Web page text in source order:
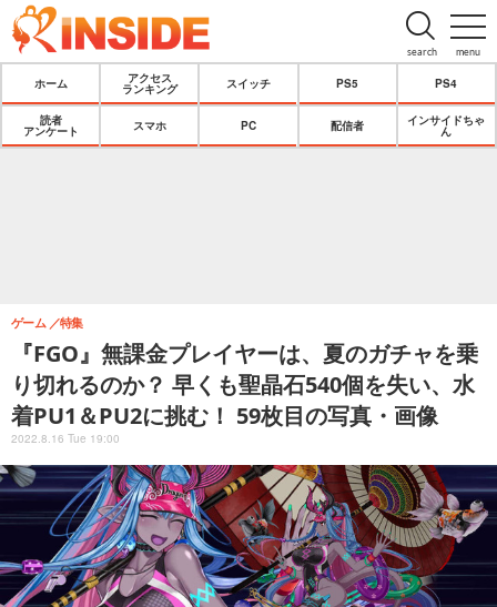
menu
search
ホーム
アクセス
ランキング
スイッチ PS5 PS4
読者
アンケート
スマホ PC 配信者
インサイドちゃ
ん
『FGO』無課金プレイヤーは、夏のガチャを乗
り切れるのか？ 早くも聖晶石540個を失い、水
着PU1＆PU2に挑む！ 59枚目の写真・画像
ゲーム 特集
2022.8.16 Tue 19:00